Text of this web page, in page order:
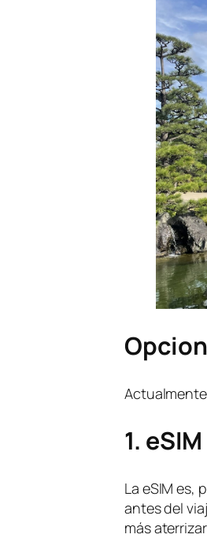
1.
La eSIM es,
antes del
más